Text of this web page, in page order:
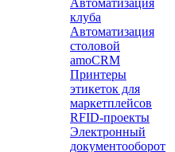
Автоматизация
клуба
Автоматизация
столовой
amoCRM
Принтеры
этикеток для
маркетплейсов
RFID-проекты
Электронный
документооборот